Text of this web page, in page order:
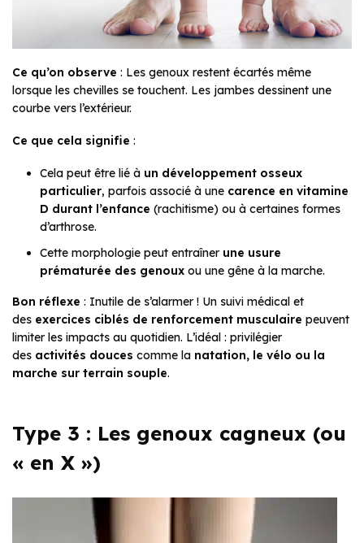
Ce qu’on observe : Les genoux restent écartés même
lorsque les chevilles se touchent. Les jambes dessinent une
courbe vers l’extérieur.
Ce que cela signifie :
Cela peut être lié à un développement osseux
particulier, parfois associé à une carence en vitamine
D durant l’enfance (rachitisme) ou à certaines formes
d’arthrose.
Cette morphologie peut entraîner une usure
prématurée des genoux ou une gêne à la marche.
Bon réflexe : Inutile de s’alarmer ! Un suivi médical et
des exercices ciblés de renforcement musculaire peuvent
limiter les impacts au quotidien. L’idéal : privilégier
des activités douces comme la natation, le vélo ou la
marche sur terrain souple.
Type 3 : Les genoux cagneux (ou
« en X »)